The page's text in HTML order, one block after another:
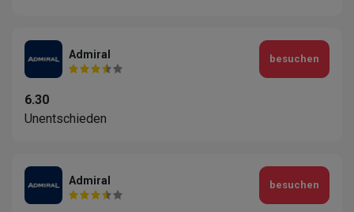
Admiral
6.30
Unentschieden
besuchen
Admiral besuchen